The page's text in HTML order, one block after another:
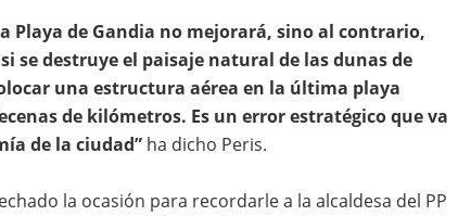
Playa de Gandia no mejorará, sino al contrario,
se destruye el paisaje natural de las dunas de
una estructura aérea en la última playa
de kilómetros. Es un error estratégico que va
de la ciudad” ha dicho Peris.
la ocasión para recordarle a la alcaldesa del PP